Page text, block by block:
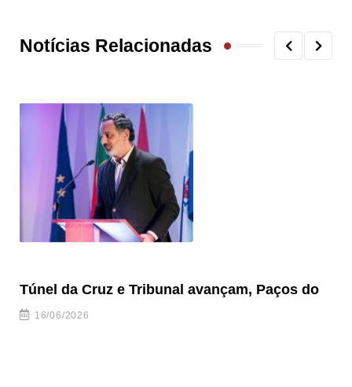
Notícias Relacionadas
Túnel da Cruz e Tribunal avançam, Paços do
16/06/2026